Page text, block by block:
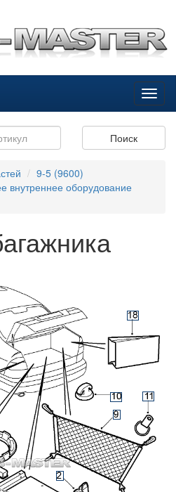
Поиск
9-5 (9600)
внутреннее оборудование